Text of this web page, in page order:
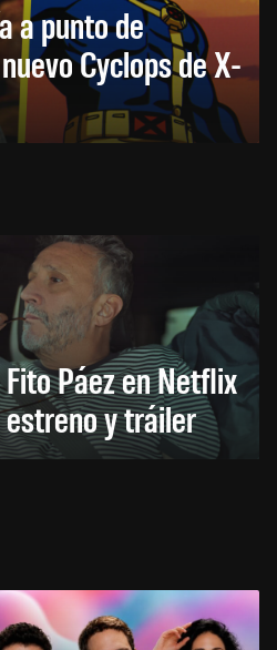
a punto de
Cyclops de X-
Páez en Netflix
y tráiler